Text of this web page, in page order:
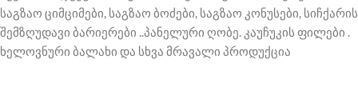
საგზაო ციმციმები, საგზაო ბოძები, საგზაო კონუსები, სიჩქარის
შემზღუდავი ბარიერები ..პანელური ღობე. კაუჩუკის ფილები .
ხელოვნური ბალახი და სხვა მრავალი პროდუქცია